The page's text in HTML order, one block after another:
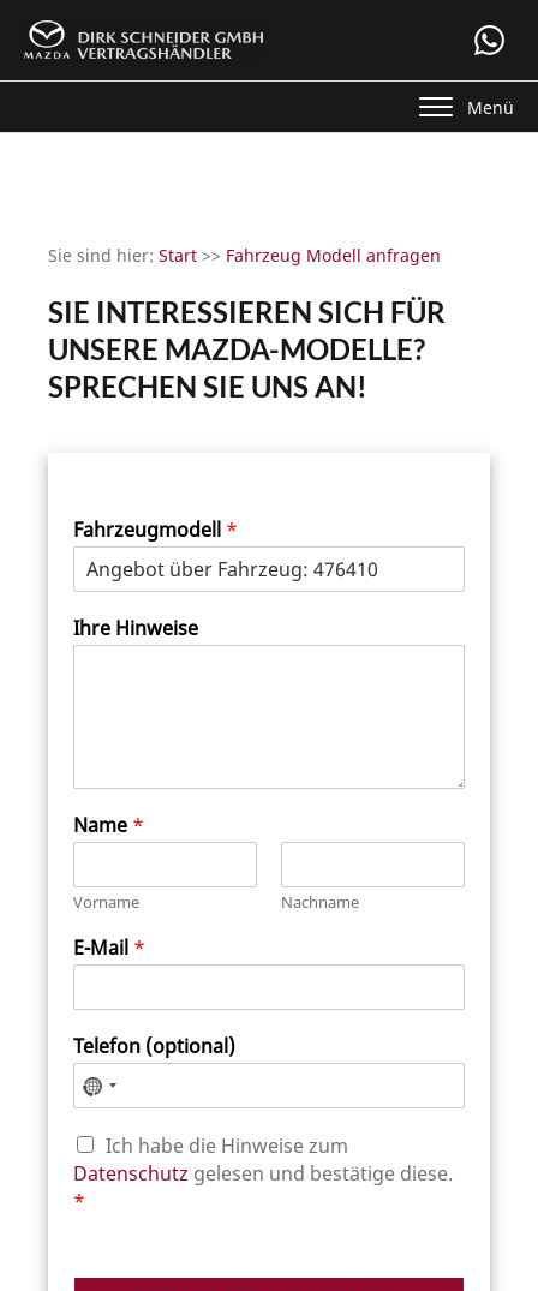
Menü
Sie sind hier: Start >> Fahrzeug Modell anfragen
SIE INTERESSIEREN SICH FÜR
UNSERE MAZDA-MODELLE?
SPRECHEN SIE UNS AN!
Fahrzeugmodell *
Ihre Hinweise
Name *
Vorname Nachname
E-Mail *
Telefon (optional)
D
S
G
Ich habe die Hinweise zum
Datenschutz gelesen und bestätige diese.
*